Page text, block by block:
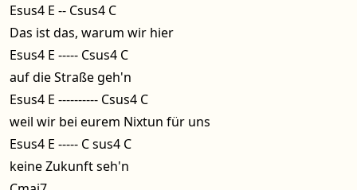
Esus4 E -- Csus4 C
Das ist das, warum wir hier
Esus4 E ----- Csus4 C
auf die Straße geh'n
Esus4 E ---------- Csus4 C
weil wir bei eurem Nixtun für uns
Esus4 E ----- C sus4 C
keine Zukunft seh'n